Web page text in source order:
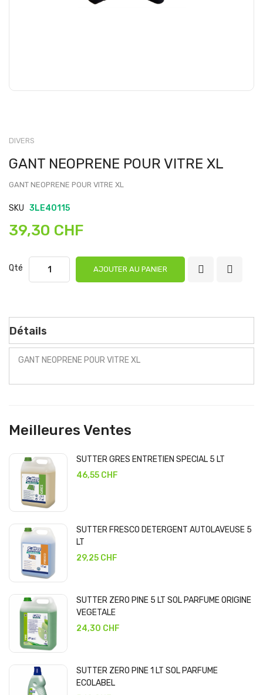
DIVERS
GANT NEOPRENE POUR VITRE XL
GANT NEOPRENE POUR VITRE XL
SKU 3LE40115
39,30 CHF
Qté AJOUTER AU PANIER
Détails
GANT NEOPRENE POUR VITRE XL
Meilleures Ventes
SUTTER GRES ENTRETIEN SPECIAL 5 LT
46,55 CHF
SUTTER FRESCO DETERGENT AUTOLAVEUSE 5
LT
29,25 CHF
SUTTER ZERO PINE 5 LT SOL PARFUME ORIGINE
VEGETALE
24,30 CHF
SUTTER ZERO PINE 1 LT SOL PARFUME
ECOLABEL